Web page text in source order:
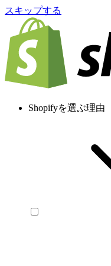
スキップする
Shopifyを選ぶ理由